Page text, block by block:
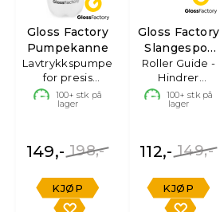
Gloss Factory
Pumpekanne
Lavtrykkspumpe
for presis
påføring
100+ stk på
lager
198,-
149,-
KJØP
Gloss Factory
Slangespor
2pk.
Roller Guide -
Hindrer
fastklemt
slange.
100+ stk på
lager
149,-
112,-
KJØP